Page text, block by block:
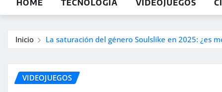
HOME TECNOLOGÍA VIDEOJUEGOS
Inicio La saturación del género Soulslike en 2025: ¿es
VIDEOJUEGOS